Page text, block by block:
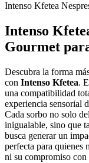
Intenso Kfetea
Intenso
Gourmet
Descubra la forma
con Intenso Kfetea.
una compatibilidad
experiencia sensorial
Cada sorbo no solo
inigualable, sino que
busca generar un
perfecta para quienes
ni su compromiso